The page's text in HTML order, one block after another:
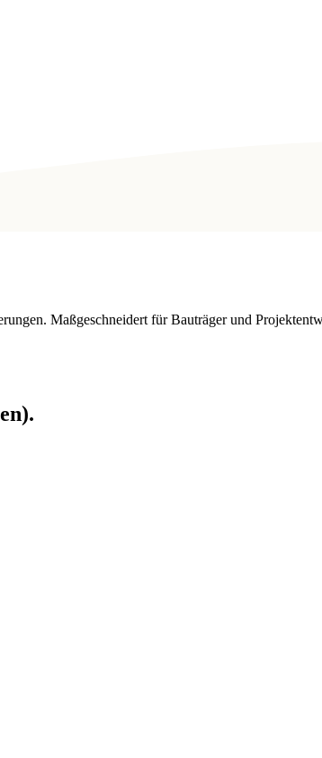
Maßgeschneidert für Bauträger und